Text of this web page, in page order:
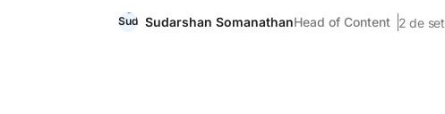
Sudarshan SomanathanHead of Content 2 de